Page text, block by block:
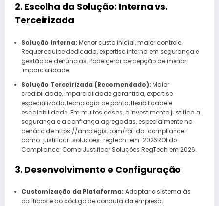
2. Escolha da Solução: Interna vs.
Terceirizada
Solução Interna: Menor custo inicial, maior controle.
Requer equipe dedicada, expertise interna em segurança e
gestão de denúncias. Pode gerar percepção de menor
imparcialidade.
Solução Terceirizada (Recomendado): Maior
credibilidade, imparcialidade garantida, expertise
especializada, tecnologia de ponta, flexibilidade e
escalabilidade. Em muitos casos, o investimento justifica a
segurança e a confiança agregadas, especialmente no
cenário de https://amblegis.com/roi-do-compliance-
como-justificar-solucoes-regtech-em-2026ROI do
Compliance: Como Justificar Soluções RegTech em 2026.
3. Desenvolvimento e Configuração
Customização da Plataforma: Adaptar o sistema às
políticas e ao código de conduta da empresa.